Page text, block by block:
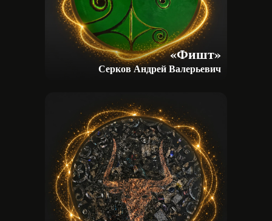
Серков Андрей Валерьевич
«Фишт»